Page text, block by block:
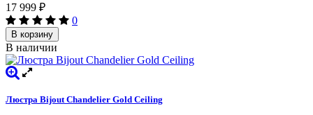
17 999 ₽
0
В корзину
В наличии
Люстра Bijout Chandelier Gold Ceiling